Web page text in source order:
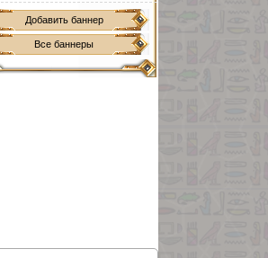
Добавить баннер
Все баннеры